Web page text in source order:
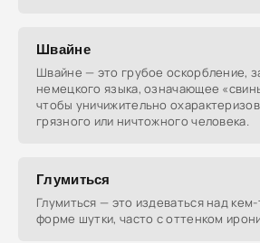
Швайне
Швайне — это грубое оскорбление,
немецкого языка, означающее
чтобы уничижительно
грязного или ничтожного человека.
Глумиться
Глумиться — это издеваться над
форме шутки, часто с оттенком